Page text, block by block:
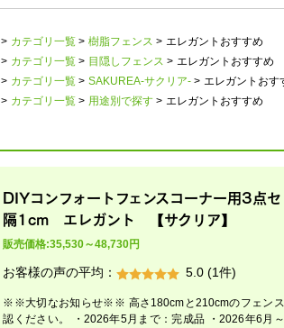
> カテゴリ一覧 > 樹脂フェンス > エレガントおすすめ
> カテゴリ一覧 > 目隠しフェンス > エレガントおすすめ
> カテゴリ一覧 > SAKUREA-サクリア- > エレガントおす
> カテゴリ一覧 > 用途別で探す > エレガントおすすめ
DIYコンフォートフェンスコーナー用3点
隔1cm エレガント 【サクリア】
販売価格:35,530～48,730円
お客様の声の平均： 5.0 (1件)
※※大切なお知らせ※※ 高さ180cmと210cmのフェンス
認ください。 ・2026年5月まで：完成品 ・2026年6月